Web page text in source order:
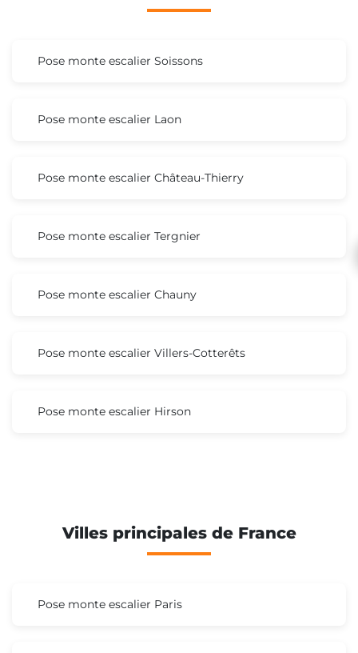
Pose monte escalier Soissons
Pose monte escalier Laon
Pose monte escalier Château-Thierry
Pose monte escalier Tergnier
Pose monte escalier Chauny
Pose monte escalier Villers-Cotterêts
Pose monte escalier Hirson
Villes principales de France
Pose monte escalier Paris